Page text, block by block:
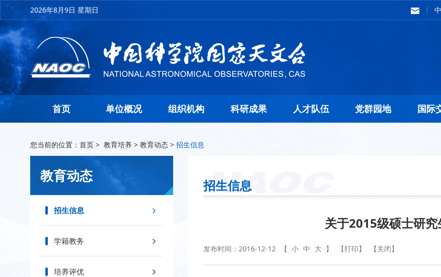
2026年8月9日 星期日
首页 单位概况 组织机构 科研成果 人才队伍 党群园地 国际
您当前的位置： 首页 > 教育培养 > 教育动态 > 招生信息
教育动态
招生信息
学籍教务
培养评优
招生信息
关于2015级硕士研
发布时间：2016-12-12 【 小 中 大 】 【打印】 【关闭】